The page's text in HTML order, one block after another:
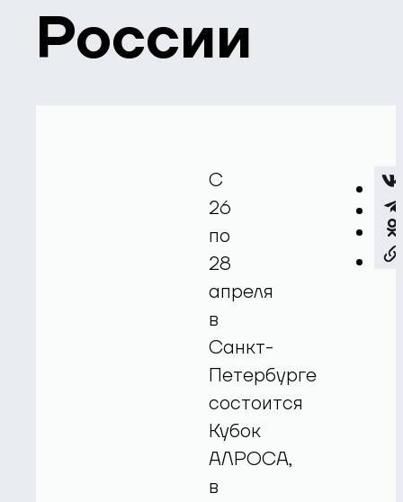
России
С
26
по
28
апреля
в
Санкт-
Петербурге
состоится
Кубок
АЛРОСА,
в